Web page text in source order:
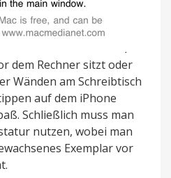
dem Rechner sitzt oder
Wänden am Schreibtisch
auf dem iPhone
Schließlich muss man
nutzen, wobei man
Exemplar vor